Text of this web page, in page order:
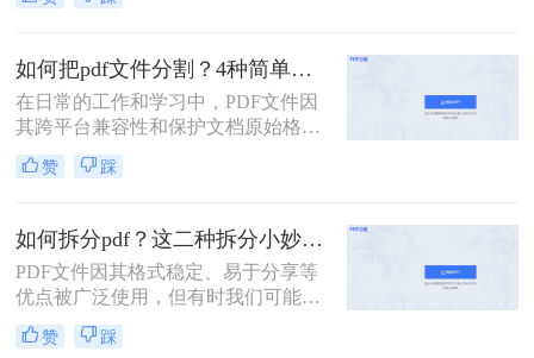
呢？本文将介绍三种实用的方法，帮
如何把pdf文件分割？4种简单方法分享~
在日常的工作和学习中，PDF文件因
其跨平台兼容性和保护文档原始格式
的特性而被广泛使用。然而，有时候
为了便于查阅、管理和分享，我们可
多个较小的文件。那么如何把pdf文件
分割呢？以下是四种常用的PDF文件
分割方法，每种方法都有其独特的优
势和适用场景。
赞 踩
如何拆分pdf？这二种拆分小妙招了解下！
PDF文件因其格式稳定、易于分享等
优点被广泛使用，但有时我们可能需
要将一个大的PDF文档拆分成多个小
部分，以便于阅读、编辑或共享。那
赞 踩